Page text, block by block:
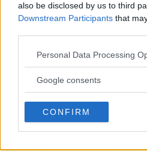
also be disclosed by us to third
Downstream Participants that
Please note that this website/app
not limited to your visit or usage
use your data for below specified
consent section.
Personal Data Processing
Google consents
CONFIRM